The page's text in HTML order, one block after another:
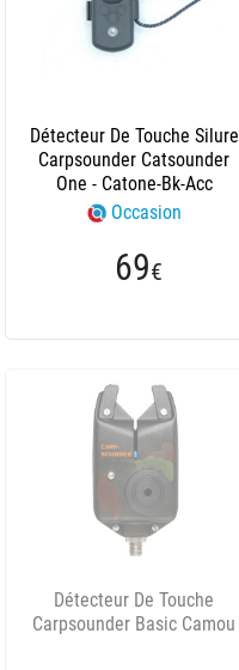
Détecteur De Touche Silure
Carpsounder Catsounder
One - Catone-Bk-Acc
Occasion
69€
Détecteur De Touche
Carpsounder Basic Camou